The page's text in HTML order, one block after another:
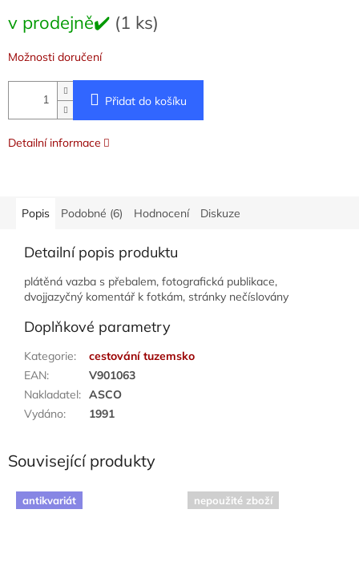
cena:
v prodejně✔️ (1 ks)
Možnosti doručení
Přidat do košíku
Detailní informace
Popis Podobné (6) Hodnocení Diskuze
Detailní popis produktu
plátěná vazba s přebalem, fotografická publikace,
dvojjazyčný komentář k fotkám, stránky nečíslovány
Doplňkové parametry
Kategorie:
cestování tuzemsko
EAN:
V901063
Nakladatel: ASCO
Vydáno: 1991
Související produkty
antikvariát nepoužité zboží